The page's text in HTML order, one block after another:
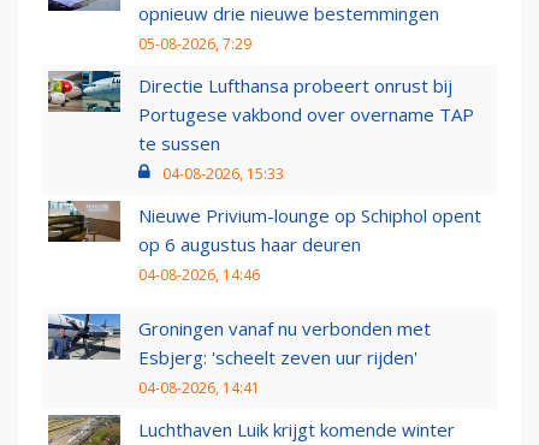
opnieuw drie nieuwe bestemmingen
05-08-2026, 7:29
Directie Lufthansa probeert onrust bij
Portugese vakbond over overname TAP
te sussen
04-08-2026, 15:33
Nieuwe Privium-lounge op Schiphol opent
op 6 augustus haar deuren
04-08-2026, 14:46
Groningen vanaf nu verbonden met
Esbjerg: 'scheelt zeven uur rijden'
04-08-2026, 14:41
Luchthaven Luik krijgt komende winter